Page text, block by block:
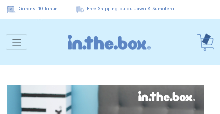
Garansi 10 Tahun Free Shipping pulau Jawa & Sumatera